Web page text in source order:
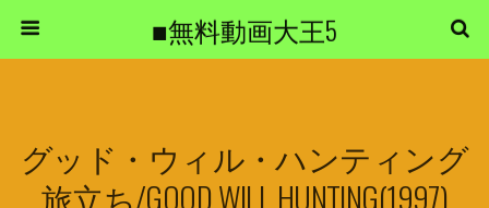
■無料動画大王5
グッド・ウィル・ハンティング
旅立ち/GOOD WILL HUNTING(1997)